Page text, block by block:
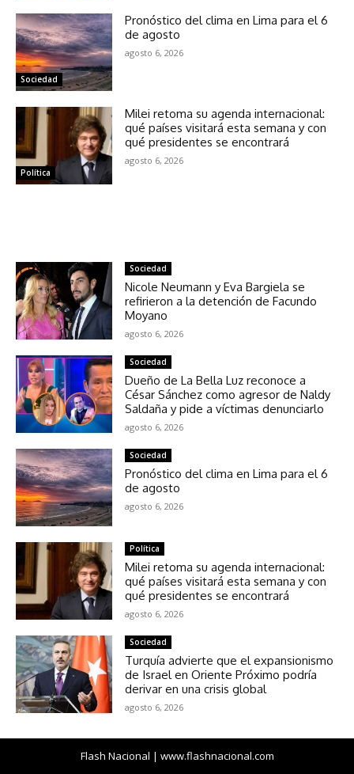
Sociedad
Pronóstico del clima en Lima para el 6
de agosto
agosto 6, 2026
Política
Milei retoma su agenda internacional:
qué países visitará esta semana y con
qué presidentes se encontrará
agosto 6, 2026
Sociedad
Nicole Neumann y Eva Bargiela se
refirieron a la detención de Facundo
Moyano
agosto 6, 2026
Sociedad
Dueño de La Bella Luz reconoce a
César Sánchez como agresor de Naldy
Saldaña y pide a víctimas denunciarlo
agosto 6, 2026
Sociedad
Pronóstico del clima en Lima para el 6
de agosto
agosto 6, 2026
Política
Milei retoma su agenda internacional:
qué países visitará esta semana y con
qué presidentes se encontrará
agosto 6, 2026
Sociedad
Turquía advierte que el expansionismo
de Israel en Oriente Próximo podría
derivar en una crisis global
agosto 6, 2026
Flash Nacional | www.flashnacional.com